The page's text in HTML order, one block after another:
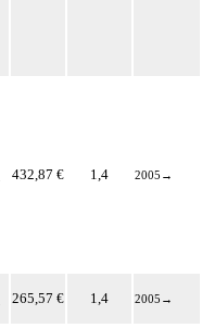
432,87 € 1,4 2005 →
265,57 € 1,4 2005 →